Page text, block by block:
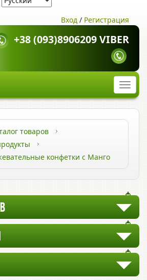
Вход / Регистрация
+38 (093)8906209 VIBER
товаров
конфетки с Манго